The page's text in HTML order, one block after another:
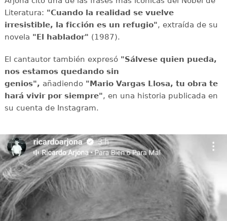
Literatura: "Cuando la realidad se vuelve
irresistible, la ficción es un refugio", extraída de su
novela "El hablador" (1987).
El cantautor también expresó "Sálvese quien pueda,
nos estamos quedando sin
genios", añadiendo "Mario Vargas Llosa, tu obra te
hará vivir por siempre", en una historia publicada en
su cuenta de Instagram.